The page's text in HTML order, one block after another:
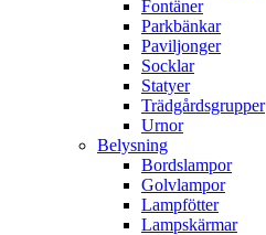
Fontäner
Parkbänkar
Paviljonger
Socklar
Statyer
Trädgårdsgrupper
Urnor
Belysning
Bordslampor
Golvlampor
Lampfötter
Lampskärmar